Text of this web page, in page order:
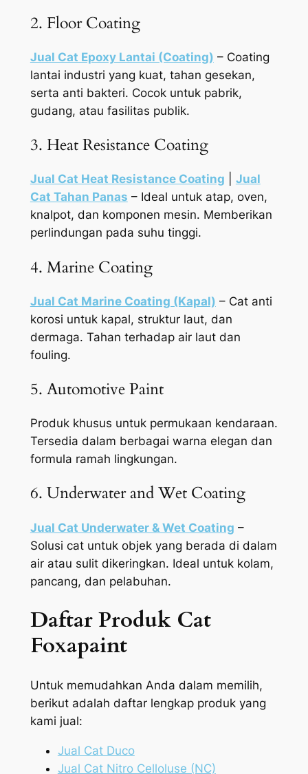
2. Floor Coating
Jual Cat Epoxy Lantai (Coating) – Coating
lantai industri yang kuat, tahan gesekan,
serta anti bakteri. Cocok untuk pabrik,
gudang, atau fasilitas publik.
3. Heat Resistance Coating
Jual Cat Heat Resistance Coating
Jual
Cat Tahan Panas – Ideal untuk atap, oven,
knalpot, dan komponen mesin. Memberikan
perlindungan pada suhu tinggi.
4. Marine Coating
Jual Cat Marine Coating (Kapal) – Cat anti
korosi untuk kapal, struktur laut, dan
dermaga. Tahan terhadap air laut dan
fouling.
5. Automotive Paint
Produk khusus untuk permukaan kendaraan.
Tersedia dalam berbagai warna elegan dan
formula ramah lingkungan.
6. Underwater and Wet Coating
Jual Cat Underwater & Wet Coating –
Solusi cat untuk objek yang berada di dalam
air atau sulit dikeringkan. Ideal untuk kolam,
pancang, dan pelabuhan.
Daftar Produk Cat
Foxapaint
Untuk memudahkan Anda dalam memilih,
berikut adalah daftar lengkap produk yang
kami jual:
Jual Cat Duco
Jual Cat Nitro Celloluse (NC)